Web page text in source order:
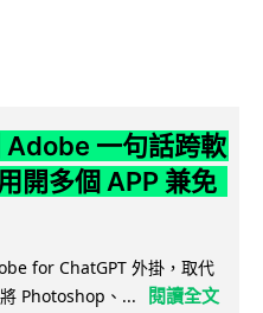
一句話跨軟
開多個 APP 兼免
for ChatGPT 外掛，取代
Photoshop、...
閱讀全文